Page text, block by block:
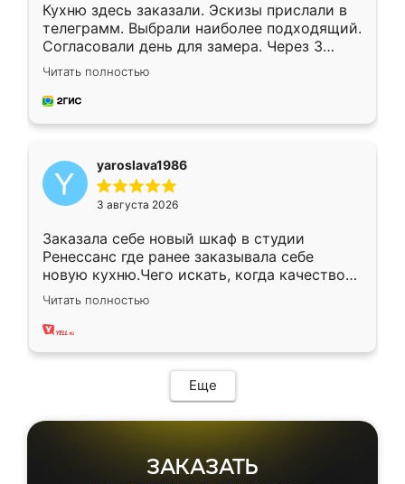
Кухню здесь заказали. Эскизы прислали в
телеграмм. Выбрали наиболее подходящий.
Согласовали день для замера. Через 3
недели кухня была уже готова. Остались
довольны работой. Спасибо Ренессанс
мебель за качественную работу!
Читать полностью
yaroslava1986
3 августа 2026
Заказала себе новый шкаф в студии
Ренессанс где ранее заказывала себе
новую кухню.Чего искать, когда качеством
вполне довольна. Служит кухня уже почти
два года, нареканий нет.
Читать полностью
Еще
ЗАКАЗАТЬ